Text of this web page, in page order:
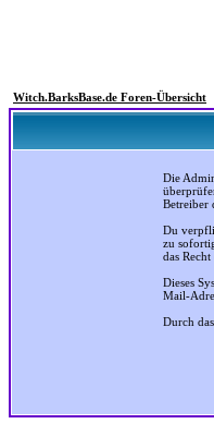
Witch.BarksBase.de Foren-Übersicht
Die
Betreiber
Du
zu
das
Dieses
Mail-
Durch